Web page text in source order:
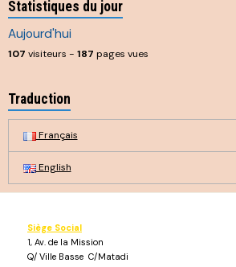
Statistiques du jour
Aujourd'hui
107 visiteurs - 187 pages vues
Traduction
Français
English
Siège Social
1, Av. de la Mission
Q/ Ville Basse C/Matadi